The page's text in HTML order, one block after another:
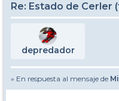
Re: Estado de Cerler
depredador
» En respuesta al mensaje de